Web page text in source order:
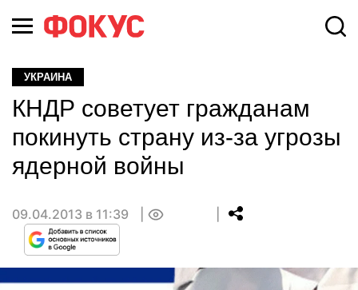
УКРАИНА
КНДР советует гражданам
покинуть страну из-за угрозы
ядерной войны
09.04.2013 в 11:39